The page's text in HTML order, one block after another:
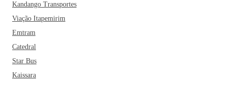
Kandango Transportes
Viação Itapemirim
Emtram
Catedral
Star Bus
Kaissara